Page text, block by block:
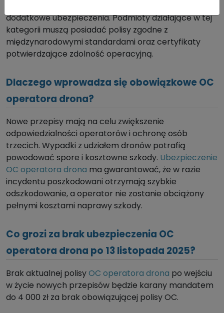
dodatkowe ubezpieczenia. Podmioty działające w tej
kategorii muszą posiadać polisy zgodne z
międzynarodowymi standardami oraz certyfikaty
potwierdzające zdolność operacyjną.
Dlaczego wprowadza się obowiązkowe OC
operatora drona?
Nowe przepisy mają na celu zwiększenie
odpowiedzialności operatorów i ochronę osób
trzecich. Wypadki z udziałem dronów potrafią
powodować spore i kosztowne szkody. Ubezpieczenie
OC operatora drona ma gwarantować, że w razie
incydentu poszkodowani otrzymają szybkie
odszkodowanie, a operator nie zostanie obciążony
pełnymi kosztami naprawy szkody.
Co grozi za brak ubezpieczenia OC
operatora drona po 13 listopada 2025?
Brak aktualnej polisyOC operatora drona po wejściu
w życie nowych przepisów będzie karany mandatem
do 4 000 zł za brak obowiązującej polisy OC.